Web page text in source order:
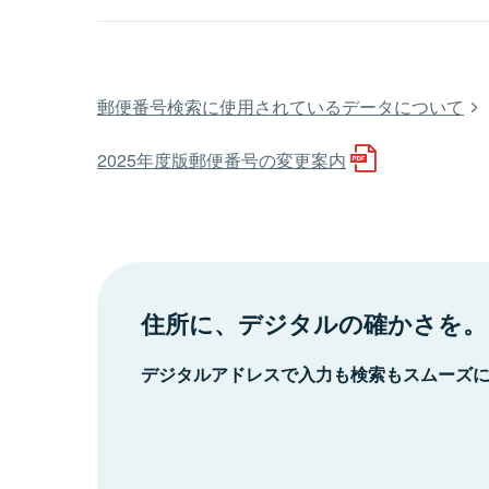
郵便番号検索に使用されているデータについて
2025年度版郵便番号の変更案内
住所に、デジタルの確かさを。
デジタルアドレスで入力も検索もスムーズ